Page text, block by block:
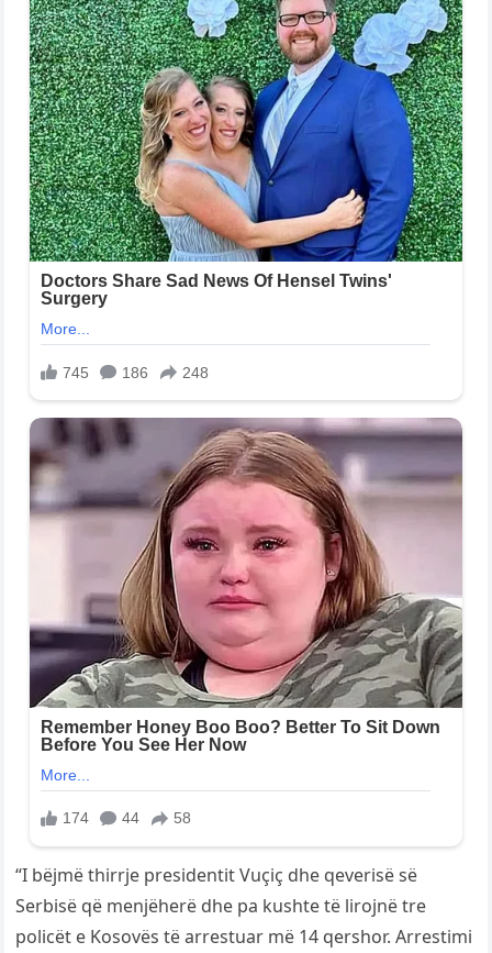
“I bëjmë thirrje presidentit Vuçiç dhe qeverisë së
Serbisë që menjëherë dhe pa kushte të lirojnë tre
policët e Kosovës të arrestuar më 14 qershor. Arrestimi